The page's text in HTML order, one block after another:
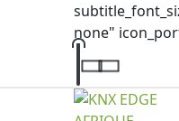
none"